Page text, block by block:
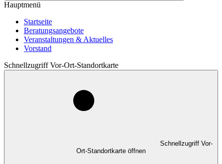
Hauptmenü
Startseite
Beratungsangebote
Veranstaltungen & Aktuelles
Vorstand
Schnellzugriff Vor-Ort-Standortkarte
Schnellzugriff Vor-
Ort-Standortkarte öffnen